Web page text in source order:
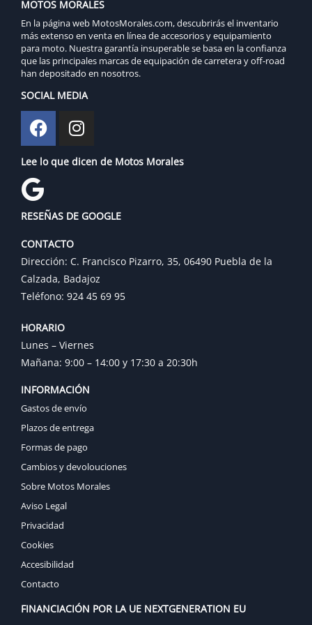
MOTOS MORALES
En la página web MotosMorales.com, descubrirás el inventario
más extenso en venta en línea de accesorios y equipamiento
para moto. Nuestra garantía insuperable se basa en la confianza
que las principales marcas de equipación de carretera y off-road
han depositado en nosotros.
SOCIAL MEDIA
Lee lo que dicen de Motos Morales
RESEÑAS DE GOOGLE
CONTACTO
Dirección: C. Francisco Pizarro, 35, 06490 Puebla de la
Calzada, Badajoz
Teléfono: 924 45 69 95
HORARIO
Lunes – Viernes
Mañana: 9:00 – 14:00 y 17:30 a 20:30h
INFORMACIÓN
Gastos de envío
Plazos de entrega
Formas de pago
Cambios y devolouciones
Sobre Motos Morales
Aviso Legal
Privacidad
Cookies
Accesibilidad
Contacto
FINANCIACIÓN POR LA UE NEXTGENERATION EU